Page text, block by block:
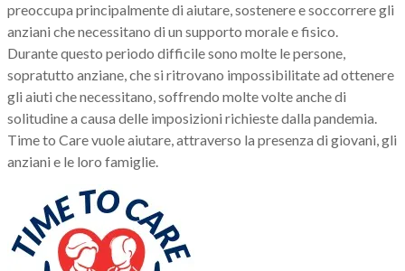
preoccupa principalmente di aiutare, sostenere e soccorrere gli
anziani che necessitano di un supporto morale e fisico.
Durante questo periodo difficile sono molte le persone,
sopratutto anziane, che si ritrovano impossibilitate ad ottenere
gli aiuti che necessitano, soffrendo molte volte anche di
solitudine a causa delle imposizioni richieste dalla pandemia.
Time to Care vuole aiutare, attraverso la presenza di giovani, gli
anziani e le loro famiglie.